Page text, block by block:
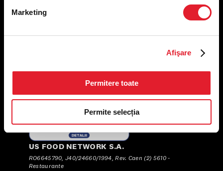
Marketing
Afişare
Permitere toate
Permite selecția
Politica privind prelucrarea datelor
US FOOD NETWORK S.A.
RO6645790, J40/24660/1994, Rev. Caen (2) 5610 -
Restaurante